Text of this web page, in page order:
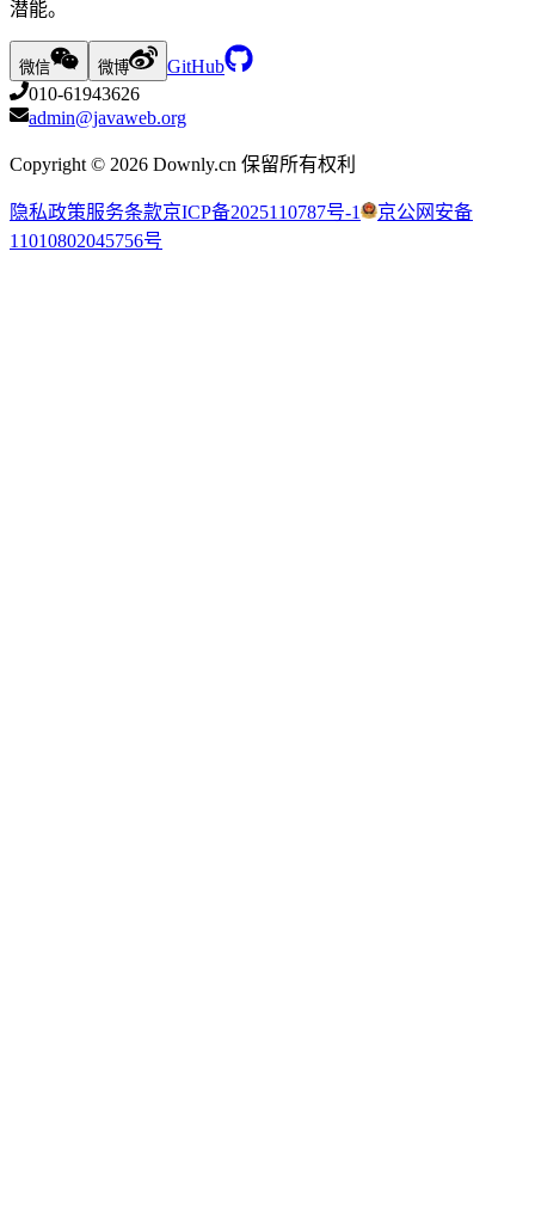
潜能。
微信 微博
GitHub
010-61943626
admin@javaweb.org
Copyright © 2026 Downly.cn 保留所有权利
隐私政策服务条款京ICP备2025110787号-1
京公网安备
11010802045756号